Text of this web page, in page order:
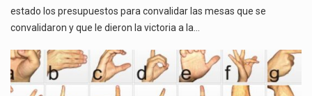
estado los presupuestos para convalidar las mesas que se
convalidaron y que le dieron la victoria a la…